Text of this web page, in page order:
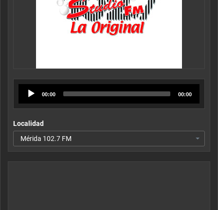
Player
00:00 00:00
Localidad
Mérida 102.7 FM